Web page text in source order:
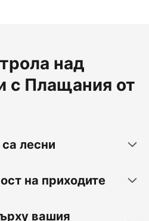
над
с Плащания от
лесни
на приходите
вашия